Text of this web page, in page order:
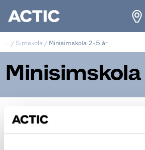
/ Simskola / Minisimskola 2-5 år
Minisimskola 2-5